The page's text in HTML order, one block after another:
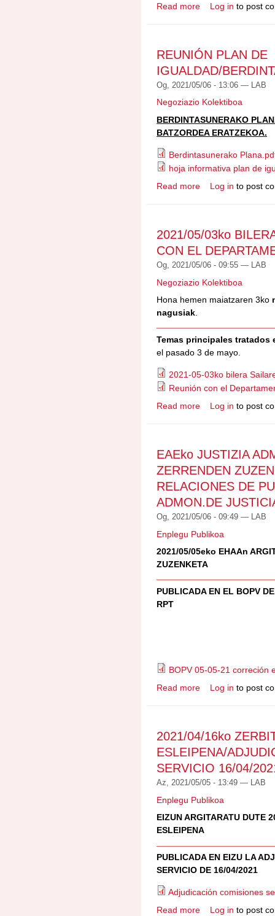
Read more about ESKALAFOIA/
Log in to post
REUNIÓN PLAN DE
IGUALDAD/
Og, 2021/05/06 - 13:06 — LAB
Negoziazio Kolektiboa
BERDINTASUNERAKO
BATZORDEA ERATZEKOA.
Berdintasunerako
hoja informativa plan de
Read more about REUNIÓN
Log in to post
2021/05/03ko
CON EL
Og, 2021/05/06 - 09:55 — LAB
Negoziazio Kolektiboa
Hona hemen maiatzaren 3ko
nagusiak
Temas principales
el pasado 3 de mayo.
2021-05-03ko bilera
Reunión con el
Read more about 2021/05/03ko
Log in to post
EAEko JUSTIZIA
ZERRENDEN
RELACIONES DE
ADMON.DE
Og, 2021/05/06 - 09:49 — LAB
Enplegu Publikoa
2021/05/05eko EHAAn
ZUZENKETA
PUBLICADA EN EL BOPV
RPT
BOPV 05-05-21 correción
Read more about EAEko
Log in to post
2021/04/16ko
ESLEIPENA/
SERVICIO 16/04/
Az, 2021/05/05 - 13:49 — LAB
Enplegu Publikoa
EIZUN ARGITARATU DUTE
ESLEIPENA
PUBLICADA EN EIZU LA
SERVICIO DE 16/04/2021
Adjudicación comisiones
Read more about 2021/04/16ko
Log in to post